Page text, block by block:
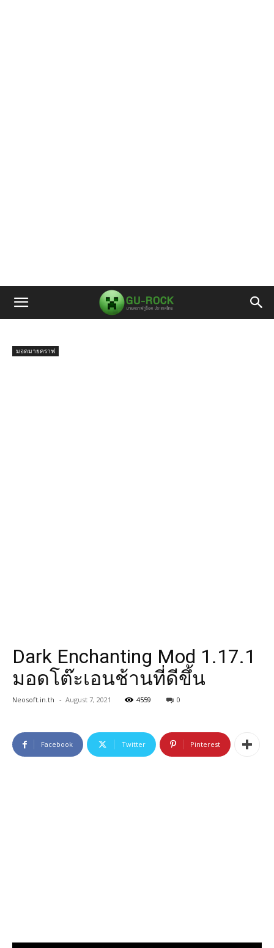
มอดมายคราฟ
Dark Enchanting Mod 1.17.1
มอดโต๊ะเอนช้านที่ดีขึ้น
Neosoft.in.th - August 7, 2021 4559 0
Facebook Twitter Pinterest